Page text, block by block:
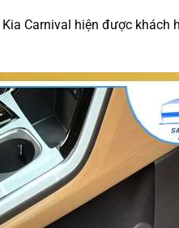
Carnival hiện được